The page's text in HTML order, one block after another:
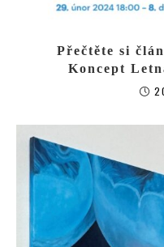
Přečtěte si
Koncept